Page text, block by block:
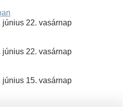
június 22. vasárnap
június 22. vasárnap
június 15. vasárnap